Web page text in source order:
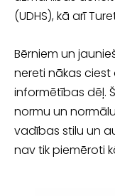
(UDHS), kā arī
Bērniem un
nereti nākas
informētības dēļ.
normu un
vadības stilu un
nav tik piemēroti